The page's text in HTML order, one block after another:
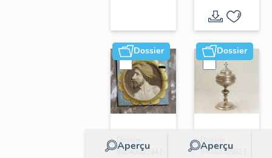
Dossier
Aperçu
IM04000344 |
Dossier
Aperçu
IM04000582 |